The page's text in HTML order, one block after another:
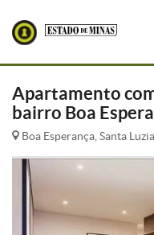
Apartamento
bairro Boa
Boa Esperança, Santa